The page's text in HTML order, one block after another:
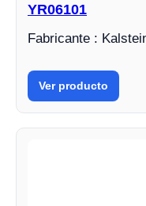
YR06101
Fabricante :
Ver producto